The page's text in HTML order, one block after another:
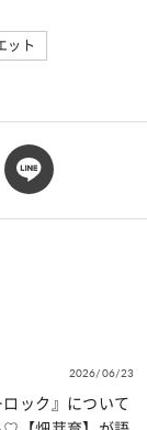
ット
2026/06/23
ック』について